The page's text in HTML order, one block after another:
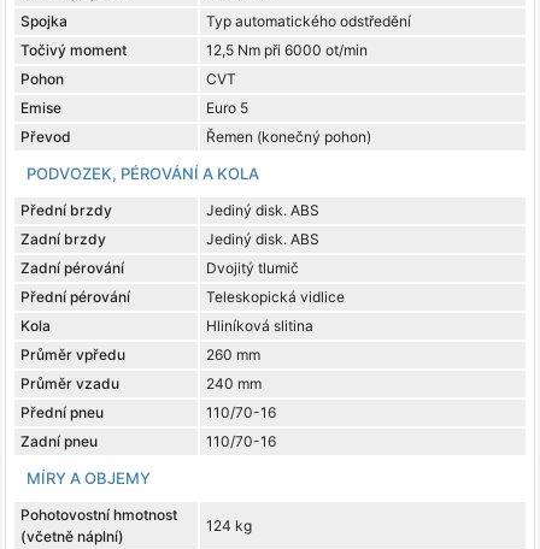
Spojka
Typ automatického odstředění
Točivý moment
12,5 Nm při 6000 ot/min
Pohon
CVT
Emise
Euro 5
Převod
Řemen (konečný pohon)
PODVOZEK, PÉROVÁNÍ A KOLA
Přední brzdy
Jediný disk. ABS
Zadní brzdy
Jediný disk. ABS
Zadní pérování
Dvojitý tlumič
Přední pérování
Teleskopická vidlice
Kola
Hliníková slitina
Průměr vpředu
260 mm
Průměr vzadu
240 mm
Přední pneu
110/70-16
Zadní pneu
110/70-16
MÍRY A OBJEMY
Pohotovostní hmotnost
(včetně náplní)
124 kg